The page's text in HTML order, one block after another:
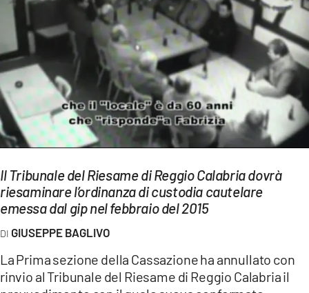
ECONOMIA E LAVORO
EVENTI
SPORT
Streaming
LAC TV
LAC NETWORK
LAC ONAIR
Network
LACPLAY.IT
Il Tribunale del Riesame di Reggio Calabria dovrà
riesaminare l’ordinanza di custodia cautelare
emessa dal gip nel febbraio del 2015
GIUSEPPE BAGLIVO
La Prima sezione della Cassazione ha annullato con
rinvio al Tribunale del Riesame di Reggio Calabria il